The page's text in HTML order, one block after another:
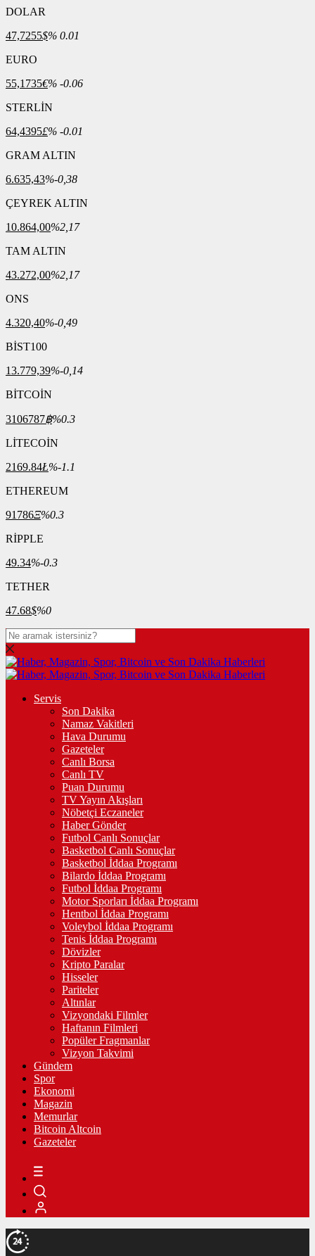
DOLAR
47,7255$% 0.01
EURO
55,1735€% -0.06
STERLİN
64,4395£% -0.01
GRAM ALTIN
6.635,43%-0,38
ÇEYREK ALTIN
10.864,00%2,17
TAM ALTIN
43.272,00%2,17
ONS
4.320,40%-0,49
BİST100
13.779,39%-0,14
BİTCOİN
3106787฿%0.3
LİTECOİN
2169.84Ł%-1.1
ETHEREUM
91786Ξ%0.3
RİPPLE
49.34%-0.3
TETHER
47.68$%0
Servis
Son Dakika
Namaz Vakitleri
Hava Durumu
Gazeteler
Canlı Borsa
Canlı TV
Puan Durumu
TV Yayın Akışları
Nöbetçi Eczaneler
Haber Gönder
Futbol Canlı Sonuçlar
Basketbol Canlı Sonuçlar
Basketbol İddaa Programı
Bilardo İddaa Programı
Futbol İddaa Programı
Motor Sporları İddaa Programı
Hentbol İddaa Programı
Voleybol İddaa Programı
Tenis İddaa Programı
Dövizler
Kripto Paralar
Hisseler
Pariteler
Altınlar
Vizyondaki Filmler
Haftanın Filmleri
Popüler Fragmanlar
Vizyon Takvimi
Gündem
Spor
Ekonomi
Magazin
Memurlar
Bitcoin Altcoin
Gazeteler